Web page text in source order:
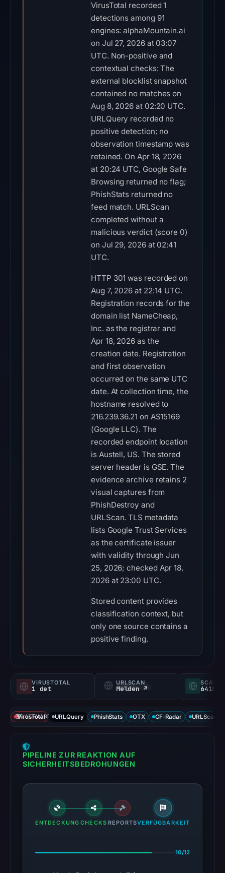
VirusTotal recorded 1
detections among 91
engines: alphaMountain.ai
on Jul 27, 2026 at 03:07
UTC. Non-positive and
contextual checks: The
external blocklist snapshot
contained no matches on
Aug 8, 2026 at 02:20 UTC.
URLQuery recorded no
positive detection; no
observation timestamp was
retained. On Apr 18, 2026
at 20:24 UTC, Google Safe
Browsing returned no flag;
PhishStats returned no
feed match. URLScan
completed without a
malicious verdict (score 0)
on Jul 29, 2026 at 02:41
UTC.
HTTP 301 was recorded on
Aug 7, 2026 at 22:14 UTC.
Registration records for the
domain list NameCheap,
Inc. as the registrar and
Apr 18, 2026 as the
creation date. Registration
and first observation
occurred on the same UTC
date. At collection time, the
hostname resolved to
216.239.36.21 on AS15169
(Google LLC). The
recorded endpoint location
is Austell, US. The stored
server header is GSE. The
evidence archive retains 2
visual captures from
PhishDestroy and
URLScan. TLS metadata
lists Google Trust Services
as the certificate issuer
with validity through Jun
25, 2026; checked Apr 18,
2026 at 23:00 UTC.
Stored content provides
classification context, but
only one source contains a
positive finding.
VIRUSTOTAL
1 det
URLSCAN
Melden ↗ 64100/
DATENABDECKUNG
VirusTotal URLQuery PhishStats OTX CF-Radar URLScan
PIPELINE ZUR REAKTION AUF
SICHERHEITSBEDROHUNGEN
ENTDECKUNG CHECKS REPORTSVERFÜGBARKEIT
10/12